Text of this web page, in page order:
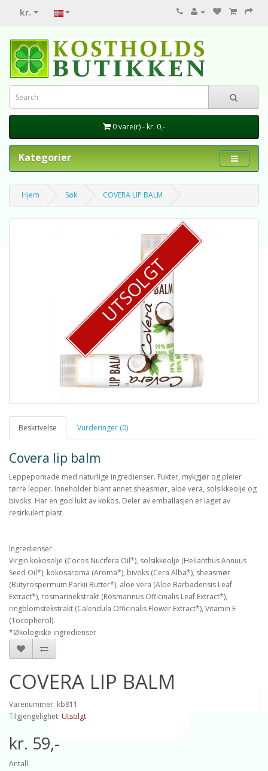
kr.
0 vare(r) - kr. 0,-
Kategorier
Hjem Søk COVERA LIP BALM
UTSOLGT
Beskrivelse Vurderinger (0)
Covera lip balm
Leppepomade med naturlige ingredienser. Fukter, mykgjør og pleier
tørre lepper. Inneholder blant annet sheasmør, aloe vera, solsikkeolje og
bivoks. Har en god lukt av kokos. Deler av emballasjen er laget av
resirkulert plast.
Ingredienser
Virgin kokosolje (Cocos Nucifera Oil*), solsikkeolje (Helianthus Annuus
Seed Oil*), kokosaroma (Aroma*), bivoks (Cera Alba*), sheasmør
(Butyrospermum Parkii Butter*), aloe vera (Aloe Barbadensis Leaf
Extract*), rosmarinekstrakt (Rosmarinus Officinalis Leaf Extract*),
ringblomstekstrakt (Calendula Officinalis Flower Extract*), Vitamin E
(Tocopherol).
*Økologiske ingredienser
COVERA LIP BALM
Varenummer: kb811
Tilgjengelighet: Utsolgt
kr. 59,-
Antall